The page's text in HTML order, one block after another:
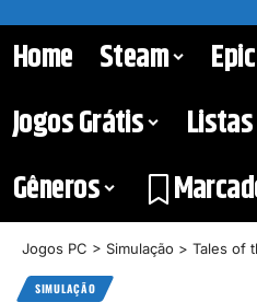
Home Steam
Jogos Grátis
Listas
Gêneros
Jogos PC > Simulação > Tales of the Shire:
SIMULAÇÃO